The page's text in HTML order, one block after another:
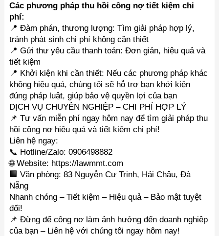
Các phương pháp thu hồi công nợ tiết kiệm chi
phí:
📍 Đàm phán, thương lượng: Tìm giải pháp hợp lý,
tránh phát sinh chi phí không cần thiết
📍 Gửi thư yêu cầu thanh toán: Đơn giản, hiệu quả và
tiết kiệm
📍 Khởi kiện khi cần thiết: Nếu các phương pháp khác
không hiệu quả, chúng tôi sẽ hỗ trợ bạn khởi kiện
đúng pháp luật, giúp bảo vệ quyền lợi của bạn
DỊCH VỤ CHUYÊN NGHIỆP – CHI PHÍ HỢP LÝ
📌 Tư vấn miễn phí ngay hôm nay để tìm giải pháp thu
hồi công nợ hiệu quả và tiết kiệm chi phí!
Liên hệ ngay:
📞 Hotline/Zalo: 0906498882
🌐 Website: https://lawmmt.com
🏢 Văn phòng: 83 Nguyễn Cư Trinh, Hải Châu, Đà
Nẵng
Nhanh chóng – Tiết kiệm – Hiệu quả – Bảo mật tuyệt
đối!
📌 Đừng để công nợ làm ảnh hưởng đến doanh nghiệp
của bạn – Liên hệ với chúng tôi ngay hôm nay!